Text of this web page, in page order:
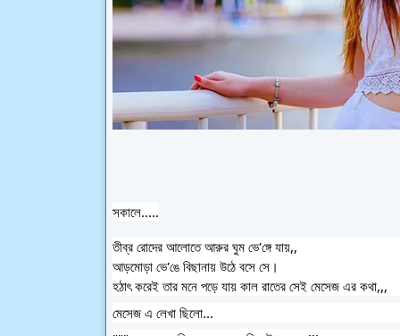
সকালে.....
তীব্র রোদের আলোতে আরুর ঘুম ভে'ঙ্গে যায়,,
আড়মোড়া ভে'ঙে বিছানায় উঠে বসে সে।
হঠাৎ করেই তার মনে পড়ে যায় কাল রাতের সেই মেসেজ এর কথা,,,
মেসেজ এ লেখা ছিলো...